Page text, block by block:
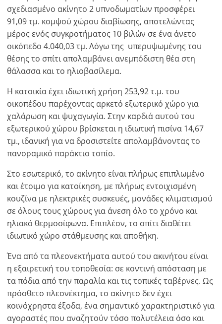
σχεδιασμένο ακίνητο 2 υπνοδωματίων προσφέρει
91,09 τμ. κομψού χώρου διαβίωσης, αποτελώντας
μέρος ενός συγκροτήματος 10 βιλών σε ένα άνετο
οικόπεδο 4.040,03 τμ. Λόγω της υπερυψωμένης του
θέσης το σπίτι απολαμβάνει ανεμπόδιστη θέα στη
θάλασσα και το ηλιοβασίλεμα.
Η κατοικία έχει ιδιωτική χρήση 253,92 τ.μ. του
οικοπέδου παρέχοντας αρκετό εξωτερικό χώρο για
χαλάρωση και ψυχαγωγία. Στην καρδιά αυτού του
εξωτερικού χώρου βρίσκεται η ιδιωτική πισίνα 14,67
τμ., ιδανική για να δροσιστείτε απολαμβάνοντας το
πανοραμικό παράκτιο τοπίο.
Στο εσωτερικό, το ακίνητο είναι πλήρως επιπλωμένο
και έτοιμο για κατοίκηση, με πλήρως εντοιχισμένη
κουζίνα με ηλεκτρικές συσκευές, μονάδες κλιματισμού
σε όλους τους χώρους για άνεση όλο το χρόνο και
ηλιακό θερμοσίφωνα. Επιπλέον, το σπίτι διαθέτει
ιδιωτικό χώρο στάθμευσης και αποθήκη.
Ένα από τα πλεονεκτήματα αυτού του ακινήτου είναι
η εξαιρετική του τοποθεσία: σε κοντινή απόσταση με
τα πόδια από την παραλία και τις τοπικές ταβέρνες. Ως
πρόσθετο πλεονέκτημα, το ακίνητο δεν έχει
κοινόχρηστα έξοδα, ένα σημαντικό χαρακτηριστικό για
αγοραστές που αναζητούν τόσο πολυτέλεια όσο και